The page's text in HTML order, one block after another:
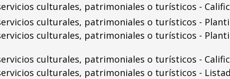
culturales, patrimoniales o turísticos -
culturales, patrimoniales o turísticos -
culturales, patrimoniales o turísticos -
culturales, patrimoniales o turísticos -
culturales, patrimoniales o turísticos -